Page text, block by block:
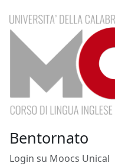
Bentornato
Login su Moocs Unical